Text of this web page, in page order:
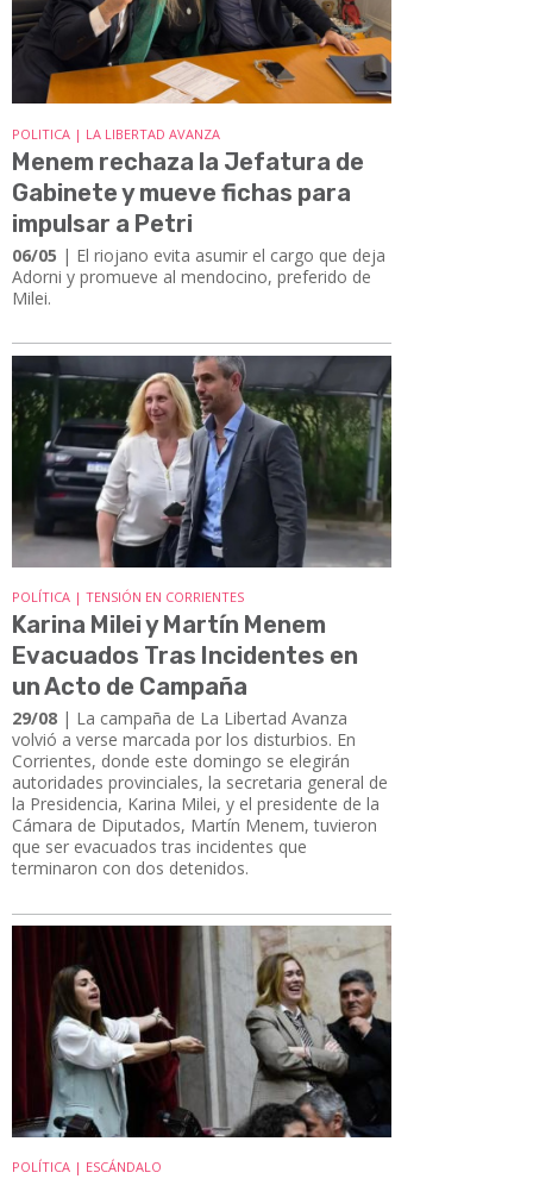
POLITICA | LA LIBERTAD AVANZA
Menem rechaza la Jefatura de
Gabinete y mueve fichas para
impulsar a Petri
06/05 | El riojano evita asumir el cargo que deja
Adorni y promueve al mendocino, preferido de
Milei.
POLÍTICA | TENSIÓN EN CORRIENTES
Karina Milei y Martín Menem
Evacuados Tras Incidentes en
un Acto de Campaña
29/08 | La campaña de La Libertad Avanza
volvió a verse marcada por los disturbios. En
Corrientes, donde este domingo se elegirán
autoridades provinciales, la secretaria general de
la Presidencia, Karina Milei, y el presidente de la
Cámara de Diputados, Martín Menem, tuvieron
que ser evacuados tras incidentes que
terminaron con dos detenidos.
POLÍTICA | ESCÁNDALO